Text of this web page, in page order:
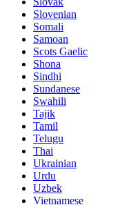
Slovenian
Somali
Samoan
Scots Gaelic
Shona
Sindhi
Sundanese
Swahili
Tajik
Tamil
Telugu
Thai
Ukrainian
Urdu
Uzbek
Vietnamese